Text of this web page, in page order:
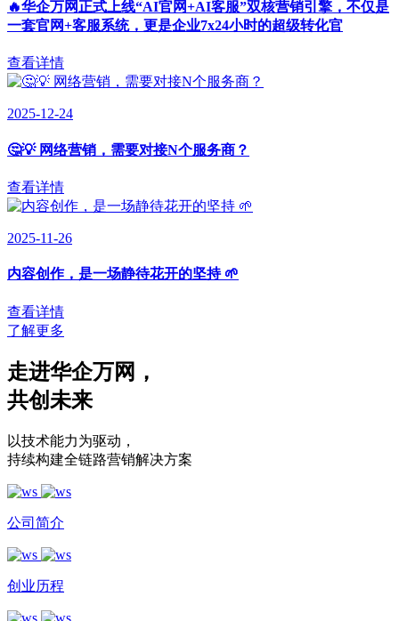
🔥华企万网正式上线“AI官网+AI客服”双核营销引擎，不仅是
一套官网+客服系统，更是企业7x24小时的超级转化官
查看详情
2025-12-24
🤔💡 网络营销，需要对接N个服务商？
查看详情
2025-11-26
内容创作，是一场静待花开的坚持 🌱
查看详情
了解更多
走进华企万网 ，
共创未来
以技术能力为驱动 ，
持续构建全链路营销解决方案
公司简介
创业历程